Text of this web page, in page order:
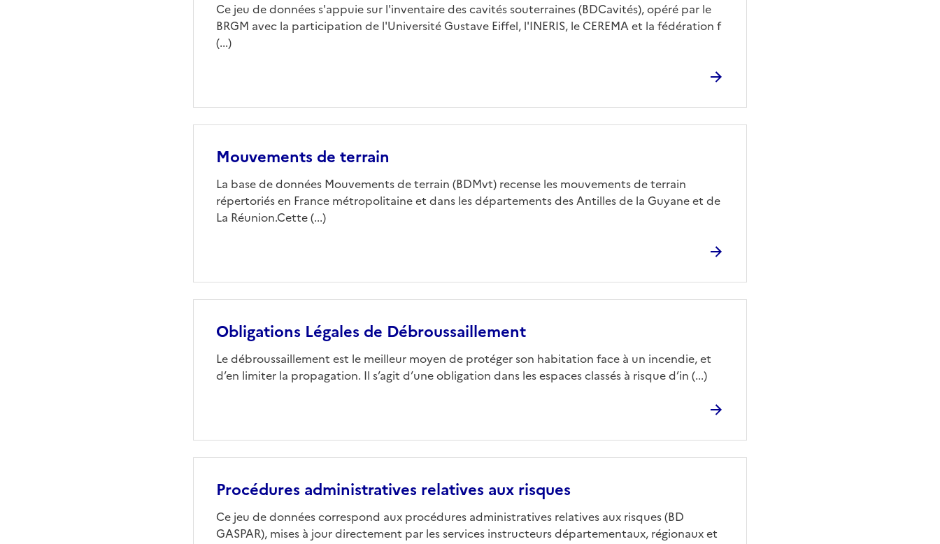
Ce jeu de données s'appuie sur l'inventaire des cavités souterraines (BDCavités), opéré par le
BRGM avec la participation de l'Université Gustave Eiffel, l'INERIS, le CEREMA et la fédération f
(...)
Mouvements de terrain
La base de données Mouvements de terrain (BDMvt) recense les mouvements de terrain
répertoriés en France métropolitaine et dans les départements des Antilles de la Guyane et de
La Réunion.Cette (...)
Obligations Légales de Débroussaillement
Le débroussaillement est le meilleur moyen de protéger son habitation face à un incendie, et
d’en limiter la propagation. Il s’agit d’une obligation dans les espaces classés à risque d’in (...)
Procédures administratives relatives aux risques
Ce jeu de données correspond aux procédures administratives relatives aux risques (BD
GASPAR), mises à jour directement par les services instructeurs départementaux, régionaux et